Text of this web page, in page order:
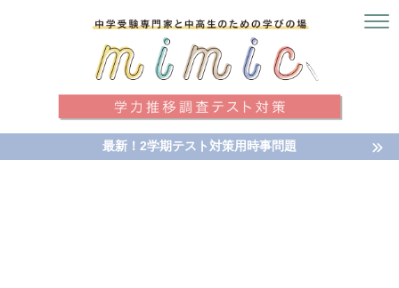
最新！2学期テスト対策用時事問題